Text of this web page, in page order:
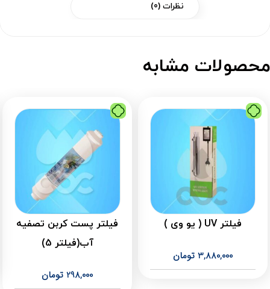
نظرات (0)
محصولات مشابه
فیلتر UV ( یو وی )
3,880,000 تومان
فیلتر پست کربن تصفیه
آب(فیلتر 5)
298,000 تومان